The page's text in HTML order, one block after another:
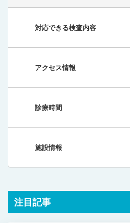
対応できる検査内容
アクセス情報
診療時間
施設情報
注目記事